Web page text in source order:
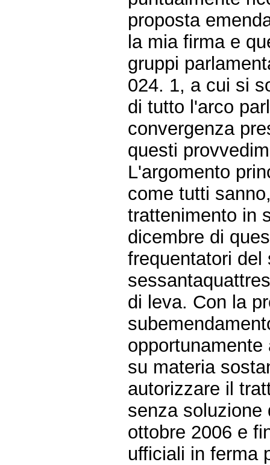
proposta
la mia firma e
gruppi
024. 1, a cui si
di tutto l'arco
convergenza
questi
L'argomento
come tutti
trattenimento in
dicembre di
frequentatori
di leva. Con la
su materia
autorizzare il
senza soluzione
ottobre 2006 e
ufficiali in ferma